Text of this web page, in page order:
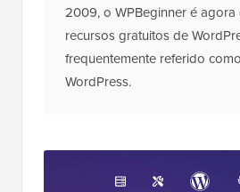
2009, o WPBeginner é
recursos gratuitos de
frequentemente referido
WordPress.